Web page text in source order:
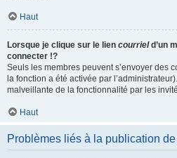
Haut
Lorsque je clique sur le lien courrield’un
connecter !?
Seuls les membres peuvent s’envoyer des
la fonction a été activée par
malveillante de la fonctionnalité par les
Haut
Problèmes liés à la publication